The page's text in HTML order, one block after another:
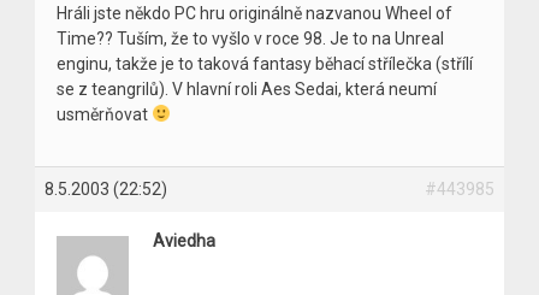
Hráli jste někdo PC hru originálně nazvanou Wheel of
Time?? Tuším, že to vyšlo v roce 98. Je to na Unreal
enginu, takže je to taková fantasy běhací střílečka (střílí
se z teangrilů). V hlavní roli Aes Sedai, která neumí
usměrňovat
8.5.2003 (22:52) #443985
Aviedha